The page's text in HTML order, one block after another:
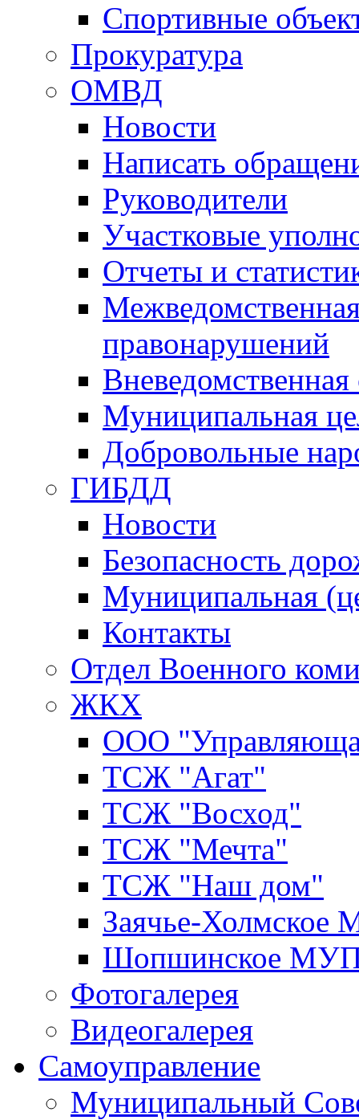
Спортивные
Прокуратура
ОМВД
Новости
Написать
Руководители
Участковые
Отчеты и
правонарушений
Вневедомственная
Муниципальная
Добровольные
ГИБДД
Новости
Безопасность
Муниципальная
Контакты
Отдел Военного
ЖКХ
ООО
ТСЖ "Агат"
ТСЖ "Восход"
ТСЖ "Мечта"
ТСЖ "Наш дом"
Заячье-
Шопшинское
Фотогалерея
Видеогалерея
Самоуправление
Муниципальный